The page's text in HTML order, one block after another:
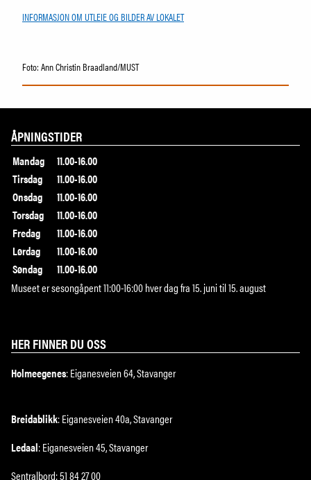
INFORMASJON OM UTLEIE OG BILDER AV LOKALET
Foto: Ann Christin Braadland/MUST
ÅPNINGSTIDER
Mandag
11.00-16.00
Tirsdag
11.00-16.00
Onsdag
11.00-16.00
Torsdag
11.00-16.00
Fredag
11.00-16.00
Lørdag
11.00-16.00
Søndag
11.00-16.00
Museet er sesongåpent 11:00-16:00 hver dag fra 15. juni til 15. august
HER FINNER DU OSS
Holmeegenes: Eiganesveien 64, Stavanger
Breidablikk: Eiganesveien 40a, Stavanger
Ledaal: Eiganesveien 45, Stavanger
Sentralbord: 51 84 27 00